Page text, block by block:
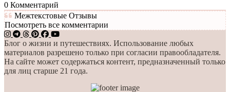
0 Комментарий
Межтекстовые Отзывы
Посмотреть все комментарии
Блог о жизни и путешествиях. Использование любых
материалов разрешено только при согласии правообладателя.
На сайте может содержаться контент, предназначенный только
для лиц старше 21 года.